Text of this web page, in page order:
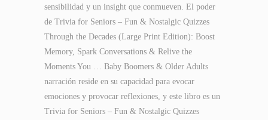
sensibilidad y un insight que conmueven. El poder
de Trivia for Seniors – Fun & Nostalgic Quizzes
Through the Decades (Large Print Edition): Boost
Memory, Spark Conversations & Relive the
Moments You … Baby Boomers & Older Adults
narración reside en su capacidad para evocar
emociones y provocar reflexiones, y este libro es un
Trivia for Seniors – Fun & Nostalgic Quizzes